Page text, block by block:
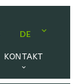
DE
KONTAKT